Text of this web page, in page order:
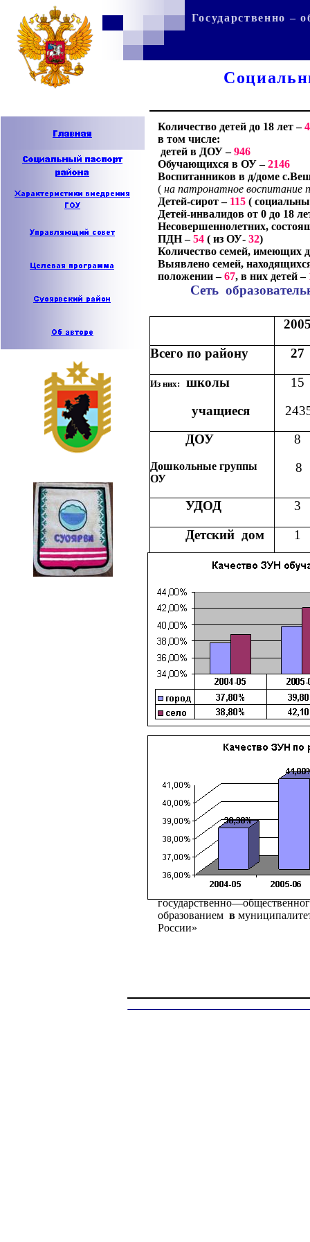
Государственно –
C
Количество детей до 18 лет –
в том числе:
детей в ДОУ –946
Обучающихся в ОУ –2146
Воспитанников в д/доме
( на патронатное воспитание
Детей-сирот – 115 (
Детей-инвалидов от 0 до 18
Несовершеннолетних,
ПДН –54( из ОУ- 32)
Количество семей, имеющих
Выявлено семей,
положении –67, в них детей –
Сеть
Опыт коллегпроекта
образованием в
России»
Всего по району
27
Из них:
школы
учащиеся
15
ДОУ
Дошкольные группы
ОУ
8
8
УДОД
3
Детский дом 1